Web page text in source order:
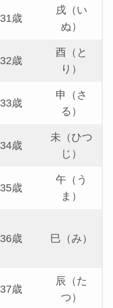
31歳
戌（い
ぬ）
32歳
酉（と
り）
33歳
申（さ
る）
34歳
未（ひつ
じ）
35歳
午（う
ま）
36歳 巳（み）
37歳
辰（た
つ）